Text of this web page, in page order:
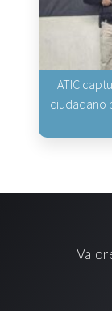
ATIC
ciudadano